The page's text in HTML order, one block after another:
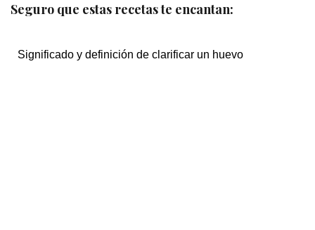
Seguro que estas recetas te encantan:
Significado y definición de clarificar un huevo